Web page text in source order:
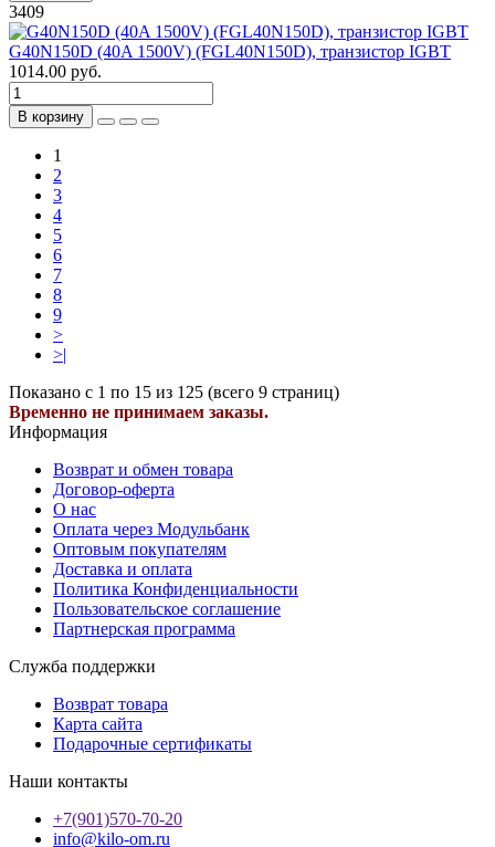
3409
G40N150D (40A 1500V) (FGL40N150D), транзистор IGBT
1014.00 руб.
В корзину
1
2
3
4
5
6
7
8
9
>
>|
Показано с 1 по 15 из 125 (всего 9 страниц)
Временно не принимаем заказы.
Информация
Возврат и обмен товара
Договор-оферта
О нас
Оплата через Модульбанк
Оптовым покупателям
Доставка и оплата
Политика Конфиденциальности
Пользовательское соглашение
Партнерская программа
Служба поддержки
Возврат товара
Карта сайта
Подарочные сертификаты
Наши контакты
+7(901)570-70-20
info@kilo-om.ru